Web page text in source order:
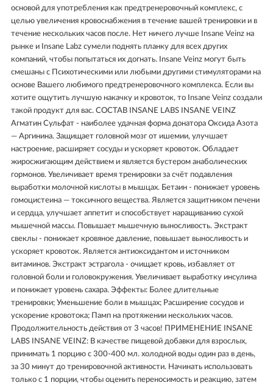
основой для употребления как предтренеровочный комплекс, с
целью увеличения кровоснабжения в течение вашей тренировки и в
течение нескольких часов после. Нет ничего лучше Insane Veinz на
рынке и Insane Labz сумели поднять планку для всех других
компаний, чтобы попытаться их догнать. Insane Veinz могут быть
смешаны с Психотическими или любыми другими стимуляторами на
основе Вашего любимого предтренеровочного комплекса. Если вы
хотите ощутить лучшую накачку и кровоток, то Insane Veinz создали
такой продукт для вас. СОСТАВ INSANE LABS INSANE VEINZ
Агматин Сульфат - наиболее удачная форма донатора Оксида Азота
— Аргинина. Защищает головной мозг от ишемии, улучшает
настроение, расширяет сосуды и ускоряет кровоток. Обладает
жиросжигающим действием и является бустером анаболических
гормонов. Увеличивает время тренировки за счёт подавления
выработки молочной кислоты в мышцах. Бетаин - понижает уровень
гомоцистеина — токсичного вещества. Является защитником печени
и сердца, улучшает аппетит и способствует наращиванию сухой
мышечной массы. Повышает мышечную выносливость. Экстракт
свеклы - понижает кровяное давление, повышает выносливость и
ускоряет кровоток. Является антиоксидантом и источником
витаминов. Экстракт эстрагола - очищает кровь, избавляет от
головной боли и головокружения. Увеличивает выработку инсулина
и понижает уровень сахара. Эффекты: Более длительные
тренировки; Уменьшение боли в мышцах; Расширение сосудов и
ускорение кровотока; Памп на протяжении нескольких часов.
Продолжительность действия от 3 часов! ПРИМЕНЕНИЕ INSANE
LABS INSANE VEINZ: В качестве пищевой добавки для взрослых,
принимать 1 порцию с 300-400 мл. холодной воды один раз в день,
за 30 минут до тренировочной активности. Начинать использовать
только с 1 порции, чтобы оценить переносимость и реакцию, затем